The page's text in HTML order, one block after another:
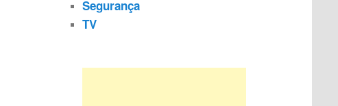
Segurança
TV